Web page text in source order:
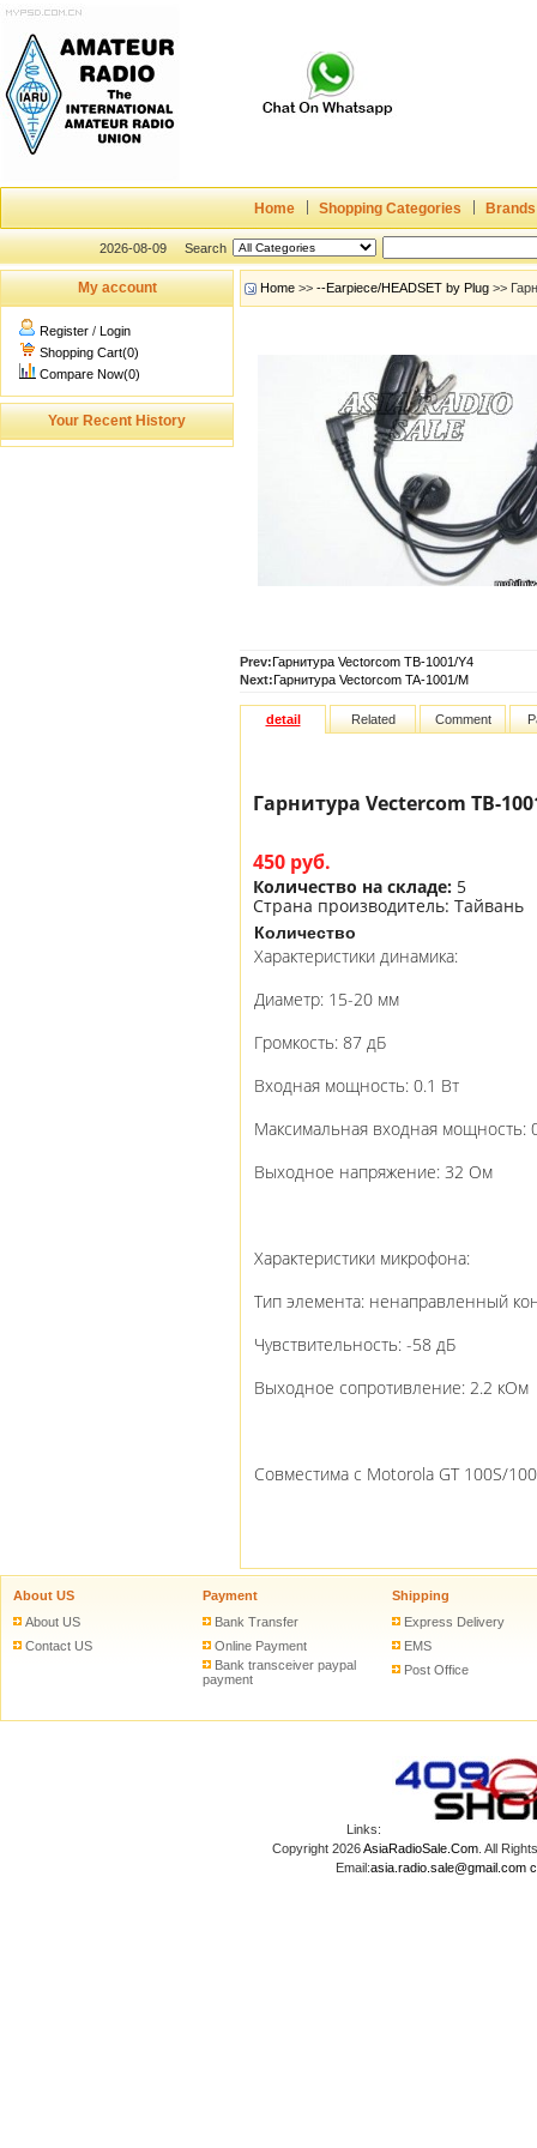
Home Shopping Categories Brands
2026-08-09 Search
My account
Register / Login
Shopping Cart(0)
Compare Now(0)
Your Recent History
Home >> --Earpiece/HEADSET by Plug >>
Prev:Гарнитура Vectorcom TB-1001/Y4
Next:Гарнитура Vectorcom TA-1001/M
detail Related Comment
Гарнитура Vectercom TB-
450 руб.
Количество на складе: 5
Страна производитель: Тайвань
Количество
Характеристики динамика:
Диаметр: 15-20 мм
Громкость: 87 дБ
Входная мощность: 0.1 Вт
Максимальная входная мощность:
Выходное напряжение: 32 Ом
Характеристики микрофона:
Тип элемента: ненаправленный
Чувствительность: -58 дБ
Выходное сопротивление: 2.2 кОм
Совместима с Motorola GT 100S/
About US
About US
Contact US
Payment
Bank Transfer
Online Payment
Bank transceiver paypal
payment
Shipping
Express Delivery
EMS
Post Office
Links:
Copyright 2026AsiaRadioSale.Com. All
Email:asia.radio.sale@gmail.com